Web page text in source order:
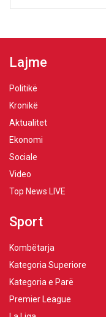
Lajme
Politikë
Kronikë
Aktualitet
Ekonomi
Sociale
Video
Top News LIVE
Sport
Kombëtarja
Kategoria Superiore
Kategoria e Parë
Premier League